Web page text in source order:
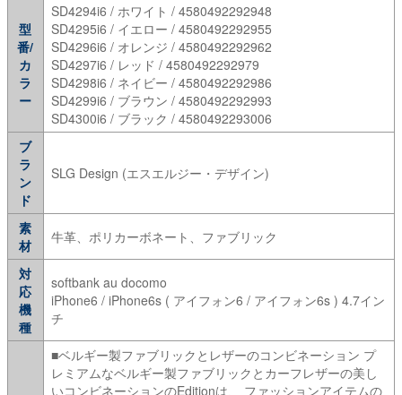
型
番/
カ
ラ
ー
SD4294i6 / ホワイト / 4580492292948
SD4295i6 / イエロー / 4580492292955
SD4296i6 / オレンジ / 4580492292962
SD4297i6 / レッド / 4580492292979
SD4298i6 / ネイビー / 4580492292986
SD4299i6 / ブラウン / 4580492292993
SD4300i6 / ブラック / 4580492293006
ブ
ラ
ン
ド
SLG Design (エスエルジー・デザイン)
素
材
牛革、ポリカーボネート、ファブリック
対
応
機
種
softbank au docomo
iPhone6 / iPhone6s ( アイフォン6 / アイフォン6s ) 4.7イン
チ
■ベルギー製ファブリックとレザーのコンビネーション プ
レミアムなベルギー製ファブリックとカーフレザーの美し
いコンビネーションのEditionは、 ファッションアイテムの